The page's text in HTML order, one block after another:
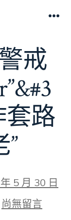
戒
套路
5 月 30 日
在
〈新
尚無留言